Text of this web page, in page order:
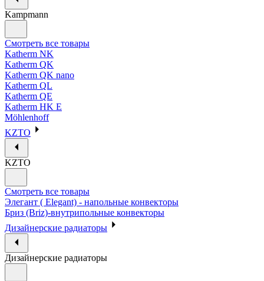
Kampmann
Смотреть все товары
Katherm NK
Katherm QK
Katherm QK nano
Katherm QL
Katherm QE
Katherm HK E
Möhlenhoff
KZTO
KZTO
Смотреть все товары
Элегант ( Elegant) - напольные конвекторы
Бриз (Briz)-внутрипольные конвекторы
Дизайнерские радиаторы
Дизайнерские радиаторы